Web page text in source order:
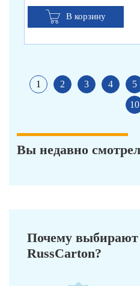
В корзину
1 2 3 4 5
10
Вы недавно
Почему
RussCarton?